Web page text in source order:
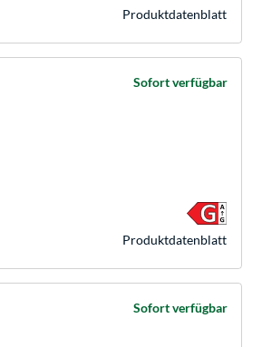
Produkt­datenblatt
Sofort verfügbar
Produkt­datenblatt
Sofort verfügbar